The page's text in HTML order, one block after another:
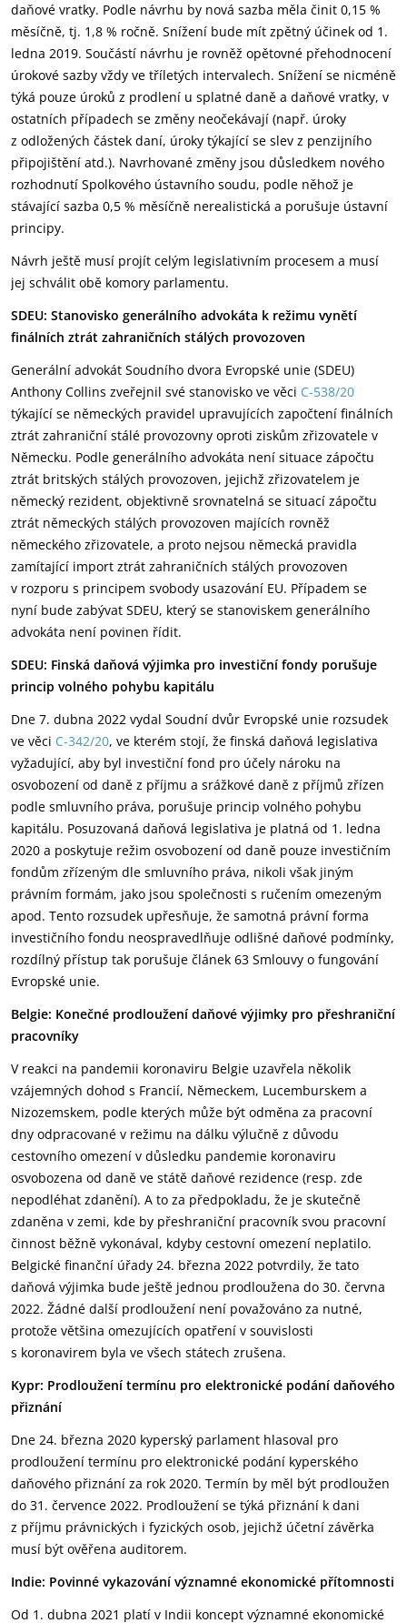
daňové vratky. Podle návrhu by nová sazba měla činit 0,15 %
měsíčně, tj. 1,8 % ročně. Snížení bude mít zpětný účinek od 1.
ledna 2019. Součástí návrhu je rovněž opětovné přehodnocení
úrokové sazby vždy ve tříletých intervalech. Snížení se nicméně
týká pouze úroků z prodlení u splatné daně a daňové vratky, v
ostatních případech se změny neočekávají (např. úroky
z odložených částek daní, úroky týkající se slev z penzijního
připojištění atd.). Navrhované změny jsou důsledkem nového
rozhodnutí Spolkového ústavního soudu, podle něhož je
stávající sazba 0,5 % měsíčně nerealistická a porušuje ústavní
principy.
Návrh ještě musí projít celým legislativním procesem a musí
jej schválit obě komory parlamentu.
SDEU: Stanovisko generálního advokáta k režimu vynětí
finálních ztrát zahraničních stálých provozoven
Generální advokát Soudního dvora Evropské unie (SDEU)
Anthony Collins zveřejnil své stanovisko ve věci C-538/20
týkající se německých pravidel upravujících započtení finálních
ztrát zahraniční stálé provozovny oproti ziskům zřizovatele v
Německu. Podle generálního advokáta není situace zápočtu
ztrát britských stálých provozoven, jejichž zřizovatelem je
německý rezident, objektivně srovnatelná se situací zápočtu
ztrát německých stálých provozoven majících rovněž
německého zřizovatele, a proto nejsou německá pravidla
zamítající import ztrát zahraničních stálých provozoven
v rozporu s principem svobody usazování EU. Případem se
nyní bude zabývat SDEU, který se stanoviskem generálního
advokáta není povinen řídit.
SDEU: Finská daňová výjimka pro investiční fondy porušuje
princip volného pohybu kapitálu
Dne 7. dubna 2022 vydal Soudní dvůr Evropské unie rozsudek
ve věci C-342/20, ve kterém stojí, že finská daňová legislativa
vyžadující, aby byl investiční fond pro účely nároku na
osvobození od daně z příjmu a srážkové daně z příjmů zřízen
podle smluvního práva, porušuje princip volného pohybu
kapitálu. Posuzovaná daňová legislativa je platná od 1. ledna
2020 a poskytuje režim osvobození od daně pouze investičním
fondům zřízeným dle smluvního práva, nikoli však jiným
právním formám, jako jsou společnosti s ručením omezeným
apod. Tento rozsudek upřesňuje, že samotná právní forma
investičního fondu neospravedlňuje odlišné daňové podmínky,
rozdílný přístup tak porušuje článek 63 Smlouvy o fungování
Evropské unie.
Belgie: Konečné prodloužení daňové výjimky pro přeshraniční
pracovníky
V reakci na pandemii koronaviru Belgie uzavřela několik
vzájemných dohod s Francií, Německem, Lucemburskem a
Nizozemskem, podle kterých může být odměna za pracovní
dny odpracované v režimu na dálku výlučně z důvodu
cestovního omezení v důsledku pandemie koronaviru
osvobozena od daně ve státě daňové rezidence (resp. zde
nepodléhat zdanění). A to za předpokladu, že je skutečně
zdaněna v zemi, kde by přeshraniční pracovník svou pracovní
činnost běžně vykonával, kdyby cestovní omezení neplatilo.
Belgické finanční úřady 24. března 2022 potvrdily, že tato
daňová výjimka bude ještě jednou prodloužena do 30. června
2022. Žádné další prodloužení není považováno za nutné,
protože většina omezujících opatření v souvislosti
s koronavirem byla ve všech státech zrušena.
Kypr: Prodloužení termínu pro elektronické podání daňového
přiznání
Dne 24. března 2020 kyperský parlament hlasoval pro
prodloužení termínu pro elektronické podání kyperského
daňového přiznání za rok 2020. Termín by měl být prodloužen
do 31. července 2022. Prodloužení se týká přiznání k dani
z příjmu právnických i fyzických osob, jejichž účetní závěrka
musí být ověřena auditorem.
Indie: Povinné vykazování významné ekonomické přítomnosti
Od 1. dubna 2021 platí v Indii koncept významné ekonomické